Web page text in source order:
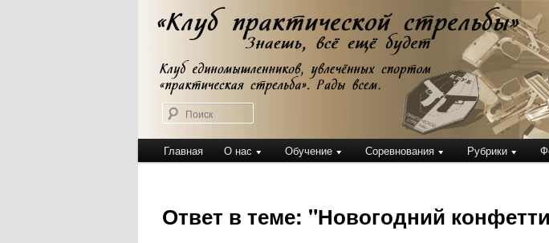
Клуб практической стрельбы
Клуб практической стрельбы
Главное
меню
Главная О нас Обучение Соревнования Рубрики
Ответ в теме: "Новогодний